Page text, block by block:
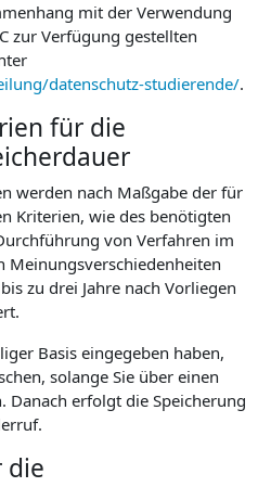
mit der Verwendung
zur Verfügung gestellten
datenschutz-studierende/.
für die
werden nach Maßgabe der für
Kriterien, wie des benötigten
von Verfahren im
Meinungsverschiedenheiten
zu drei Jahre nach Vorliegen
Basis eingegeben haben,
solange Sie über einen
Danach erfolgt die Speicherung
die